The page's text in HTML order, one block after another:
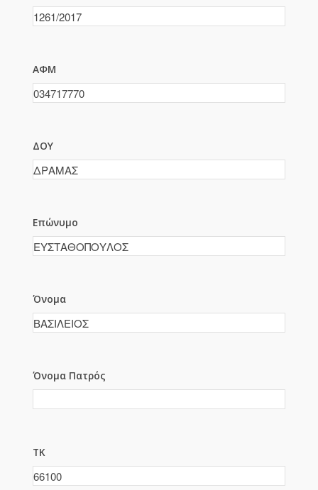
ΑΦΜ
ΔΟΥ
Επώνυμο
Όνομα
Όνομα Πατρός
ΤΚ